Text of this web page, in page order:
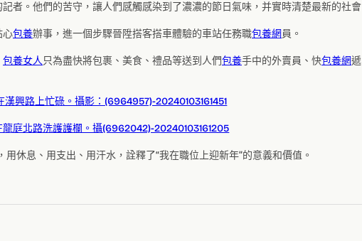
者。他們的苦守，讓人們感觸感染到了濃濃的節日氣味，并實時清楚最新的社會
心包養辦事，進一個步驟晉陞搭客搭車體驗的車站任務職包養網員。
包養女人只為盡快將包裹、美食、禮品等送到人們包養手中的外賣員、快包養網遞
用休息、用支出、用汗水，詮釋了“我在職位上迎新年”的意義和價值。